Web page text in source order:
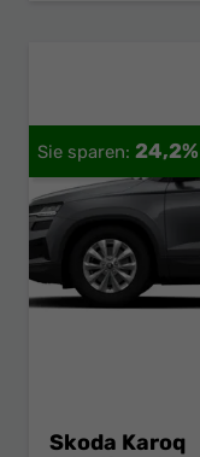
24,2%
Skoda Karoq